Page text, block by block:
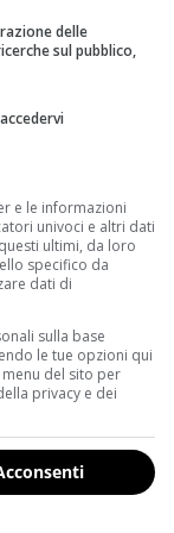
nel migliore dei
di una
scogli per
a dura prova i
un orario
rilasciate di
le ormai
SENZA…”)
.
simboliche
delle
sul pubblico,
e le informazioni
univoci e altri dati
ultimi, da loro
specifico da
dati di
sulla base
le tue opzioni qui
del sito per
privacy e dei